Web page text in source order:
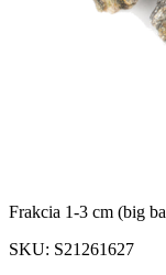
Frakcia 1-3 cm (big
SKU: S21261627